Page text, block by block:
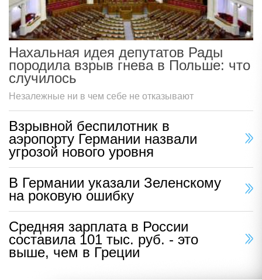
Нахальная идея депутатов Рады
породила взрыв гнева в Польше: что
случилось
Незалежные ни в чем себе не отказывают
Взрывной беспилотник в
аэропорту Германии назвали
угрозой нового уровня
В Германии указали Зеленскому
на роковую ошибку
Средняя зарплата в России
составила 101 тыс. руб. - это
выше, чем в Греции